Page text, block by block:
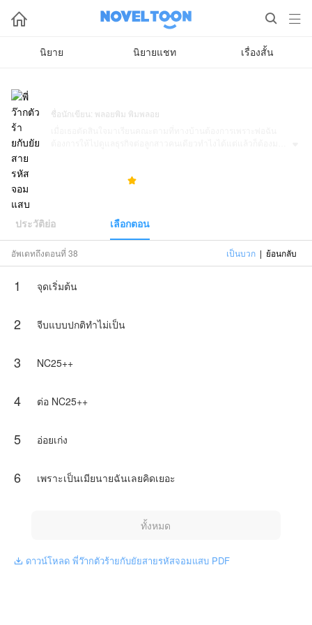
  
นิยาย นิยายแชท เรื่องสั้น
ชื่อนักเขียน: พลอยพิม พิมพลอย
ไม่ยอมใคร ต้องมาเจอน้องรหัสสุดแสบแบบ ฟลินท์ น้องรหัสจอม
ร้ายกับยัยสายรหัสจอมแสบ”
เนื้อหาเป็นเพียงความคิดเห็นของนักเขียน ไม่เป็นตัวแทน
ทางNovelToon

ประวัติย่อ เลือกตอน
อัพเดทถึงตอนที่ 38 เป็นบวก | ย้อนกลับ
1 จุดเริ่มต้น
2 จีบแบบปกติทำไม่เป็น
3 NC25++
4 ต่อ NC25++
5 อ่อยเก่ง
6 เพราะเป็นเมียนายฉันเลยคิดเยอะ
ทั้งหมด
 ดาวน์โหลด พี่ว๊ากตัวร้ายกับยัยสายรหัสจอมแสบ PDF